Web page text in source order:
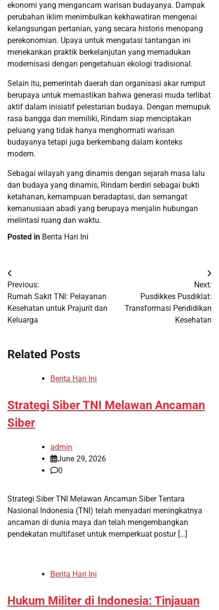
ekonomi yang mengancam warisan budayanya. Dampak
perubahan iklim menimbulkan kekhawatiran mengenai
kelangsungan pertanian, yang secara historis menopang
perekonomian. Upaya untuk mengatasi tantangan ini
menekankan praktik berkelanjutan yang memadukan
modernisasi dengan pengetahuan ekologi tradisional.
Selain itu, pemerintah daerah dan organisasi akar rumput
berupaya untuk memastikan bahwa generasi muda terlibat
aktif dalam inisiatif pelestarian budaya. Dengan memupuk
rasa bangga dan memiliki, Rindam siap menciptakan
peluang yang tidak hanya menghormati warisan
budayanya tetapi juga berkembang dalam konteks
modern.
Sebagai wilayah yang dinamis dengan sejarah masa lalu
dan budaya yang dinamis, Rindam berdiri sebagai bukti
ketahanan, kemampuan beradaptasi, dan semangat
kemanusiaan abadi yang berupaya menjalin hubungan
melintasi ruang dan waktu.
Posted in Berita Hari Ini
Post
navigation
Previous:
Rumah Sakit TNI: Pelayanan
Kesehatan untuk Prajurit dan
Keluarga
Next:
Pusdikkes Pusdiklat:
Transformasi Pendidikan
Kesehatan
Related Posts
Berita Hari Ini
Strategi Siber TNI Melawan Ancaman
Siber
admin
June 29, 2026
0
Strategi Siber TNI Melawan Ancaman Siber Tentara
Nasional Indonesia (TNI) telah menyadari meningkatnya
ancaman di dunia maya dan telah mengembangkan
pendekatan multifaset untuk memperkuat postur […]
Berita Hari Ini
Hukum Militer di Indonesia: Tinjauan